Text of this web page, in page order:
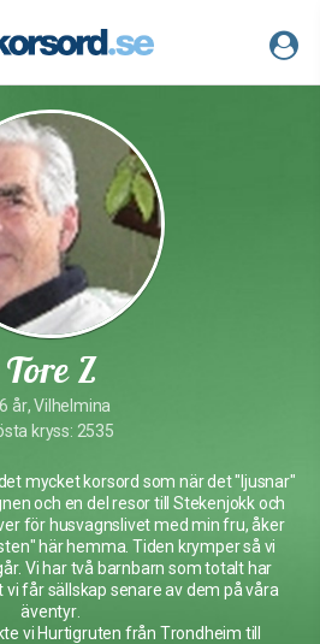
Tore Z
år, Vilhelmina
kryss: 2535
mycket korsord som när det "ljusnar"
och en del resor till Stekenjokk och
för husvagnslivet med min fru, åker
här hemma. Tiden krymper så vi
Vi har två barnbarn som totalt har
får sällskap senare av dem på våra
äventyr.
vi Hurtigruten från Trondheim till